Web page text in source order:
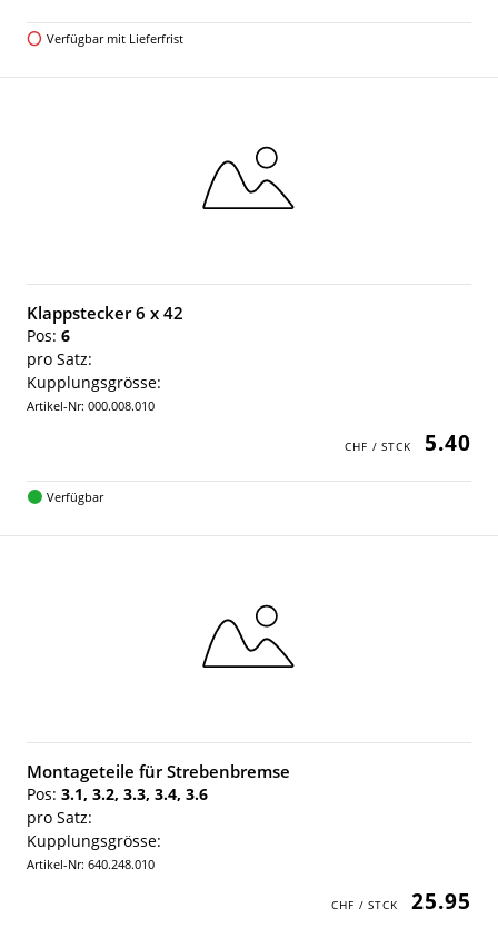
Verfügbar mit Lieferfrist
Klappstecker 6 x 42
Pos: 6
pro Satz:
Kupplungsgrösse:
Artikel-Nr: 000.008.010
5.40
Verfügbar
Montageteile für Strebenbremse
Pos: 3.1, 3.2, 3.3, 3.4, 3.6
pro Satz:
Kupplungsgrösse:
Artikel-Nr: 640.248.010
25.95